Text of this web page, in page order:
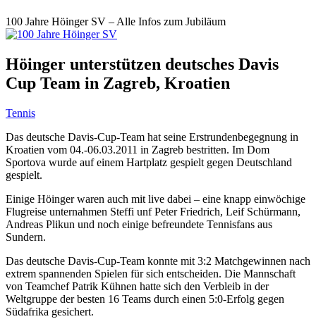
100 Jahre Höinger SV – Alle Infos zum Jubiläum
Höinger unterstützen deutsches Davis
Cup Team in Zagreb, Kroatien
Tennis
Das deutsche Davis-Cup-Team hat seine Erstrundenbegegnung in
Kroatien vom 04.-06.03.2011 in Zagreb bestritten. Im Dom
Sportova wurde auf einem Hartplatz gespielt gegen Deutschland
gespielt.
Einige Höinger waren auch mit live dabei – eine knapp einwöchige
Flugreise unternahmen Steffi unf Peter Friedrich, Leif Schürmann,
Andreas Plikun und noch einige befreundete Tennisfans aus
Sundern.
Das deutsche Davis-Cup-Team konnte mit 3:2 Matchgewinnen nach
extrem spannenden Spielen für sich entscheiden. Die Mannschaft
von Teamchef Patrik Kühnen hatte sich den Verbleib in der
Weltgruppe der besten 16 Teams durch einen 5:0-Erfolg gegen
Südafrika gesichert.